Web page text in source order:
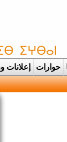
حوارات إعلانات